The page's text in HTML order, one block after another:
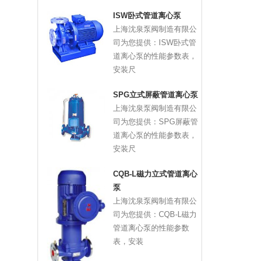
ISW卧式管道离心泵
上海沈泉泵阀制造有限公
司为您提供：ISW卧式管
道离心泵的性能参数表，
安装尺
SPG立式屏蔽管道离心泵
上海沈泉泵阀制造有限公
司为您提供：SPG屏蔽管
道离心泵的性能参数表，
安装尺
CQB-L磁力立式管道离心
泵
上海沈泉泵阀制造有限公
司为您提供：CQB-L磁力
管道离心泵的性能参数
表，安装